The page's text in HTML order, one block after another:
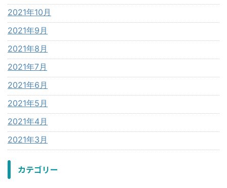
2021年10月
2021年9月
2021年8月
2021年7月
2021年6月
2021年5月
2021年4月
2021年3月
カテゴリー